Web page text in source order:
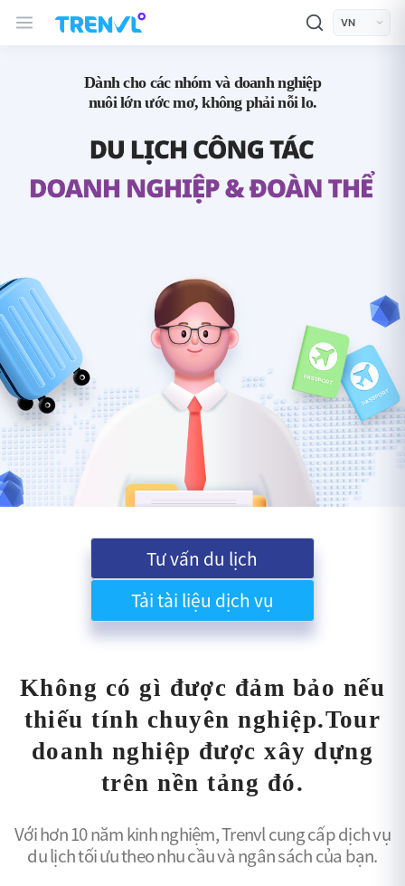
TRENVL Main Header Navigation 언어선택
Dành cho các nhóm và doanh nghiệp
nuôi lớn ước mơ, không phải nỗi lo.
Tư vấn du lịch
Tải tài liệu dịch vụ
Không có gì được đảm bảo nếu
thiếu tính chuyên nghiệp.Tour
doanh nghiệp được xây dựng
trên nền tảng đó.
Với hơn 10 năm kinh nghiệm, Trenvl cung cấp dịch vụ
du lịchtối ưu theo nhu cầu và ngân sách của bạn.